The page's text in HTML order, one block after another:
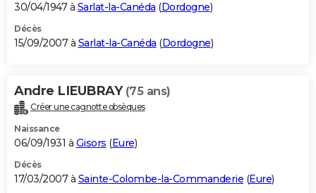
30/04/1947 à Sarlat-la-Canéda (Dordogne)
Décès
15/09/2007 à Sarlat-la-Canéda (Dordogne)
Andre LIEUBRAY (75 ans)
Créer une cagnotte obsèques
Naissance
06/09/1931 à Gisors (Eure)
Décès
17/03/2007 à Sainte-Colombe-la-Commanderie (Eure)